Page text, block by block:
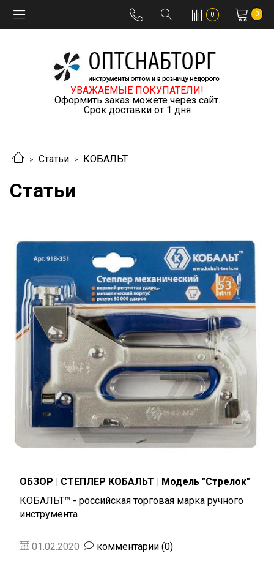
0 0
УВАЖАЕМЫЕ ПОКУПАТЕЛИ!
Оформить заказ можете через сайт.
Срок доставки от 1 дня
Статьи КОБАЛЬТ
Статьи
ОБЗОР | СТЕПЛЕР КОБАЛЬТ | Модель "Стрелок"
КОБАЛЬТ™ - российская торговая марка ручного
инструмента
01.02.2020 комментарии (0)